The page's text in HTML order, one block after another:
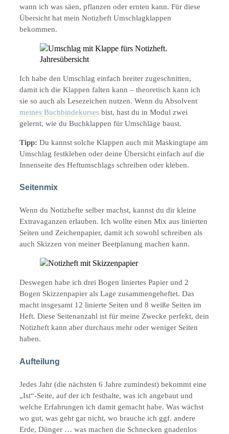
wann ich was säen, pflanzen oder ernten kann. Für diese
Übersicht hat mein Notizheft Umschlagklappen
bekommen.
Ich habe den Umschlag einfach breiter zugeschnitten,
damit ich die Klappen falten kann – theoretisch kann ich
sie so auch als Lesezeichen nutzen. Wenn du Absolvent
meines Buchbindekurses bist, hast du in Modul zwei
gelernt, wie du Buchklappen für Umschläge baust.
Tipp: Du kannst solche Klappen auch mit Maskingtape am
Umschlag festkleben oder deine Übersicht einfach auf die
Innenseite des Heftumschlags schreiben oder kleben.
Seitenmix
Wenn du Notizhefte selber machst, kannst du dir kleine
Extravaganzen erlauben. Ich wollte einen Mix aus linierten
Seiten und Zeichenpapier, damit ich sowohl schreiben als
auch Skizzen von meiner Beetplanung machen kann.
Deswegen habe ich drei Bogen liniertes Papier und 2
Bogen Skizzenpapier als Lage zusammengeheftet. Das
macht insgesamt 12 linierte Seiten und 8 weiße Seiten im
Heft. Diese Seitenanzahl ist für meine Zwecke perfekt, dein
Notizheft kann aber durchaus mehr oder weniger Seiten
haben.
Aufteilung
Jedes Jahr (die nächsten 6 Jahre zumindest) bekommt eine
„Ist“-Seite, auf der ich festhalte, was ich angebaut und
welche Erfahrungen ich damit gemacht habe. Was wächst
wo gut, was geht gar nicht, wo brauche ich ggf. andere
Erde, Dünger … was machen die Schnecken gnadenlos